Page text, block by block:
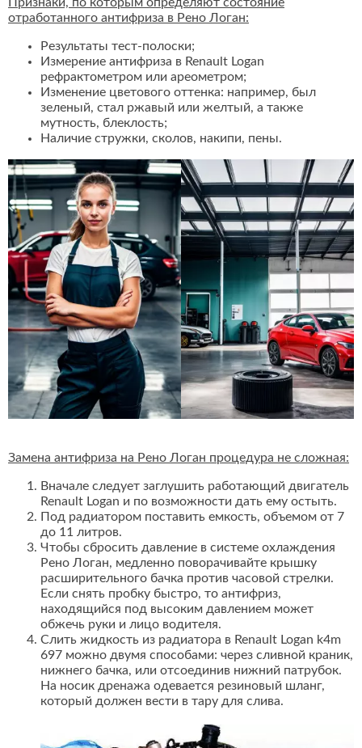
отработанного антифриза в Рено Логан:
Результаты тест-полоски;
Измерение антифриза в Renault Logan
рефрактометром или ареометром;
Изменение цветового оттенка: например, был
зеленый, стал ржавый или желтый, а также
мутность, блеклость;
Наличие стружки, сколов, накипи, пены.
Замена антифриза на Рено Логан процедура не сложная:
Вначале следует заглушить работающий двигатель
Renault Logan и по возможности дать ему остыть.
Под радиатором поставить емкость, объемом от 7
до 11 литров.
Чтобы сбросить давление в системе охлаждения
Рено Логан, медленно поворачивайте крышку
расширительного бачка против часовой стрелки.
Если снять пробку быстро, то антифриз,
находящийся под высоким давлением может
обжечь руки и лицо водителя.
Слить жидкость из радиатора в Renault Logan k4m
697 можно двумя способами: через сливной краник,
нижнего бачка, или отсоединив нижний патрубок.
На носик дренажа одевается резиновый шланг,
который должен вести в тару для слива.